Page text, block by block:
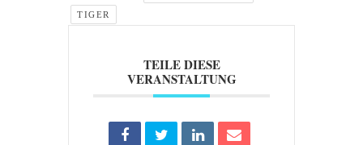
TIGER
TEILE DIESE
VERANSTALTUNG